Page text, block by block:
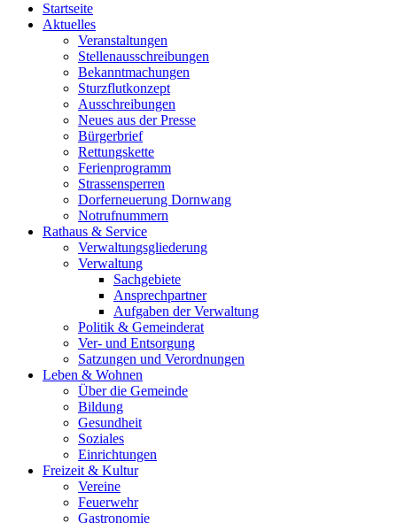
Startseite
Aktuelles
Veranstaltungen
Stellenausschreibungen
Bekanntmachungen
Sturzflutkonzept
Ausschreibungen
Neues aus der Presse
Bürgerbrief
Rettungskette
Ferienprogramm
Strassensperren
Dorferneuerung Dornwang
Notrufnummern
Rathaus & Service
Verwaltungsgliederung
Verwaltung
Sachgebiete
Ansprechpartner
Aufgaben der Verwaltung
Politik & Gemeinderat
Ver- und Entsorgung
Satzungen und Verordnungen
Leben & Wohnen
Über die Gemeinde
Bildung
Gesundheit
Soziales
Einrichtungen
Freizeit & Kultur
Vereine
Feuerwehr
Gastronomie